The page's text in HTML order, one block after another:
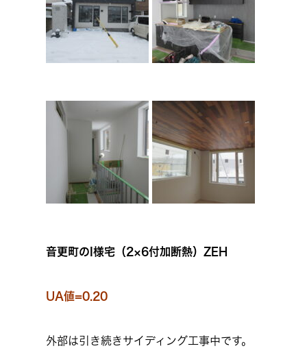
音更町のI様宅（2×6付加断熱）ZEH
UA値=0.20
外部は引き続きサイディング工事中です。